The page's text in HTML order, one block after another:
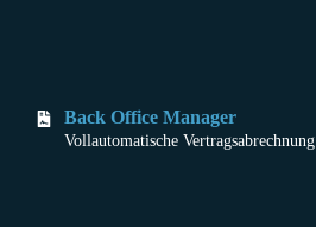
Back Office Manager
Vollautomatische Vertragsabrechnung